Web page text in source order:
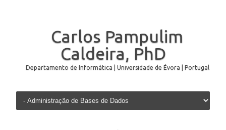
Carlos Pampulim
Caldeira, PhD
Departamento de Informática | Universidade de Évora | Portugal
Skip to content